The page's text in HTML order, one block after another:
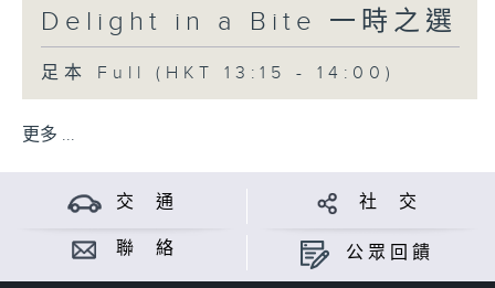
Delight in a Bite 一時之選
足本 Full (HKT 13:15 - 14:00)
更多 ...
交 通 社 交
聯 絡 公眾回饋